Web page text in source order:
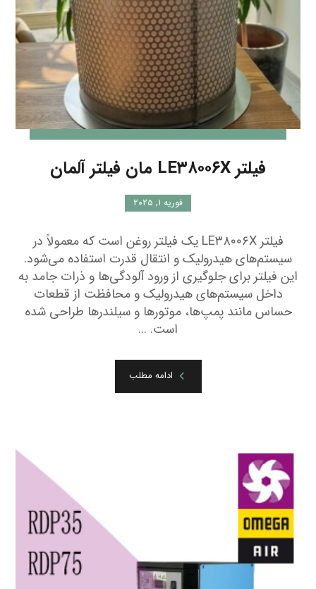
فیلتر LE۳۸۰۰۶X مان فیلتر آلمان
فوریه ۱, ۲۰۲۵
فیلتر LE۳۸۰۰۶X یک فیلتر روغن است که معمولاً در
سیستم‌های هیدرولیک و انتقال قدرت استفاده می‌شود.
این فیلتر برای جلوگیری از ورود آلودگی‌ها و ذرات جامد به
داخل سیستم‌های هیدرولیک و محافظت از قطعات
حساس مانند پمپ‌ها، موتورها و سیلندرها طراحی شده
است. ...
ادامه مطلب